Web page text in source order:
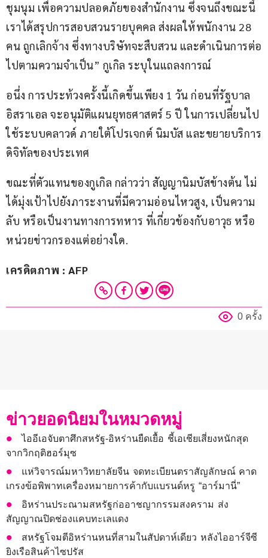
ชุมนุม เพื่อความปลอดภัยของสำนักงาน ซึ่งจนถึงขณะนี้
เราได้สรุปการสอบสวนรายบุคคล ส่งผลให้พนักงาน 28
คน ถูกเลิกจ้าง ซึ่งทางบริษัทจะสืบสวน และดำเนินการต่อ
ไปตามความจำเป็น” กูเกิล ระบุในแถลงการณ์
อนึ่ง การประท้วงครั้งนี้เกิดขึ้นเพียง 1 วัน ก่อนที่รัฐบาล
อิสราเอล จะอนุมัติแผนยุทธศาสตร์ 5 ปี ในการเปลี่ยนไป
ใช้ระบบคลาวด์ ภายใต้โปรเจกต์ นิมบัส และขยายบริการ
ดิจิทัลของประเทศ
ขณะที่ตัวแทนของกูเกิล กล่าวว่า สัญญานิมบัสข้างต้น ไม่
ได้มุ่งเป้าไปยังภาระงานที่มีความอ่อนไหวสูง, เป็นความ
ลับ หรือเป็นงานทางการทหาร ที่เกี่ยวข้องกับอาวุธ หรือ
หน่วยข่าวกรองแต่อย่างใด.
เครดิตภาพ : AFP
0 ครั้ง
ข่าวยอดนิยมในหมวดหมู่
ไออีเอจับตาศึกสหรัฐ-อิหร่านยืดเยื้อ ชี้เอเชียเสี่ยงหนักสุด
จากวิกฤติฮอร์มุซ
แห่วิจารณ์มหาวิทยาลัยจีน จดทะเบียนตราสัญลักษณ์ คาด
เกรงข้อพิพาทเครื่องหมายการค้ากับแบรนด์หรู “อาร์มานี่”
อิหร่านประณามสหรัฐก่ออาชญากรรมสงคราม ส่ง
สัญญาณปิดช่องแคบทะเลแดง
สหรัฐโจมตีอิหร่านหนที่สามในสัปดาห์เดียว หลังไออาร์จีซี
ยิงเรือสินค้าไซปรัส